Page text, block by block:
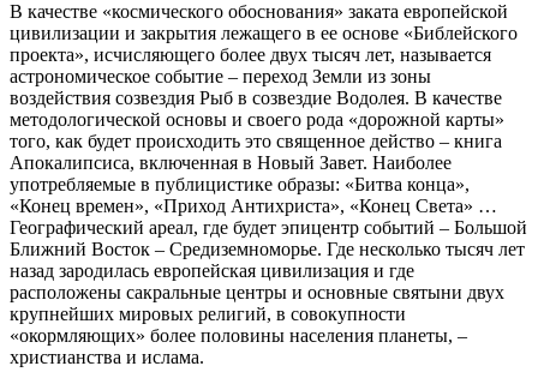
В качестве «космического обоснования» заката европейской
цивилизации и закрытия лежащего в ее основе «Библейского
проекта», исчисляющего более двух тысяч лет, называется
астрономическое событие – переход Земли из зоны
воздействия созвездия Рыб в созвездие Водолея. В качестве
методологической основы и своего рода «дорожной карты»
того, как будет происходить это священное действо – книга
Апокалипсиса, включенная в Новый Завет. Наиболее
употребляемые в публицистике образы: «Битва конца»,
«Конец времен», «Приход Антихриста», «Конец Света» …
Географический ареал, где будет эпицентр событий – Большой
Ближний Восток – Средиземноморье. Где несколько тысяч лет
назад зародилась европейская цивилизация и где
расположены сакральные центры и основные святыни двух
крупнейших мировых религий, в совокупности
«окормляющих» более половины населения планеты, –
христианства и ислама.